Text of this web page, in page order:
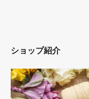
ショップ紹介